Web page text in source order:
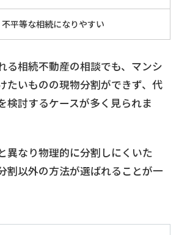
不平等な相続になりやすい
る相続不動産の相談でも、マンシ
たいものの現物分割ができず、代
検討するケースが多く見られま
異なり物理的に分割しにくいた
割以外の方法が選ばれることが一